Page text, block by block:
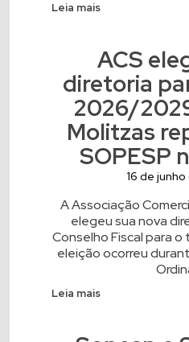
Leia mais
ACS
diretoria
2026/
Molitzas
SOPESP
16 de
A Associação
elegeu sua nova
Conselho Fiscal para
eleição ocorreu
Leia mais